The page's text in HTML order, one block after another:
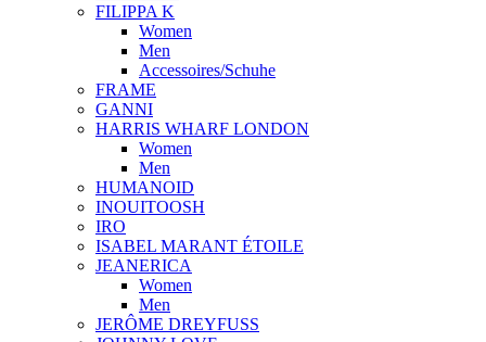
FILIPPA K
Women
Men
Accessoires/Schuhe
FRAME
GANNI
HARRIS WHARF LONDON
Women
Men
HUMANOID
INOUITOOSH
IRO
ISABEL MARANT ÉTOILE
JEANERICA
Women
Men
JERÔME DREYFUSS